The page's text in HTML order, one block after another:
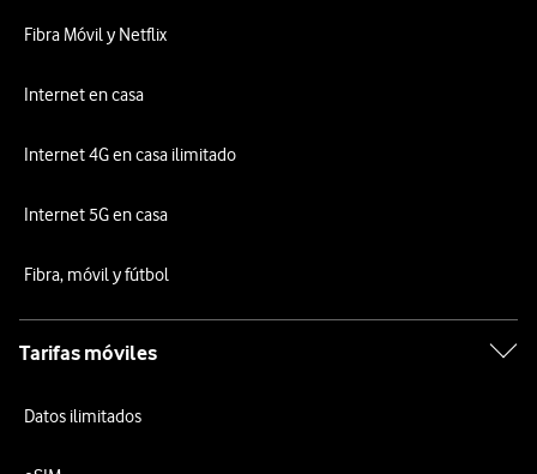
Fibra Móvil y Netflix
Internet en casa
Internet 4G en casa ilimitado
Internet 5G en casa
Fibra, móvil y fútbol
Tarifas móviles
Datos ilimitados